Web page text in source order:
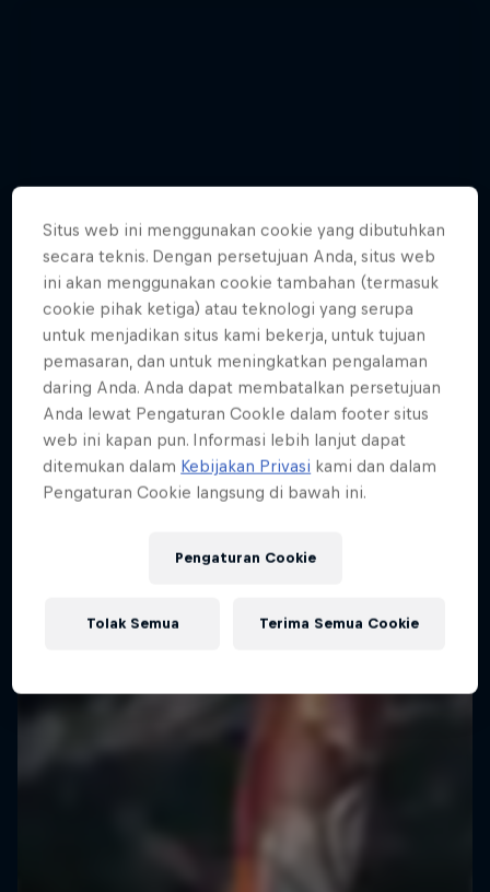
Jason Polakow gets down and dirty in a
new episode
6 Photos
Paradigm Lost
How Kai Lenny mastered multiple water sports
Situs web ini menggunakan cookie yang dibutuhkan
secara teknis. Dengan persetujuan Anda, situs web
ini akan menggunakan cookie tambahan (termasuk
cookie pihak ketiga) atau teknologi yang serupa
untuk menjadikan situs kami bekerja, untuk tujuan
pemasaran, dan untuk meningkatkan pengalaman
daring Anda. Anda dapat membatalkan persetujuan
Anda lewat Pengaturan CookIe dalam footer situs
web ini kapan pun. Informasi lebih lanjut dapat
ditemukan dalam Kebijakan Privasi kami dan dalam
Pengaturan Cookie langsung di bawah ini.
Pengaturan Cookie
Tolak Semua Terima Semua Cookie